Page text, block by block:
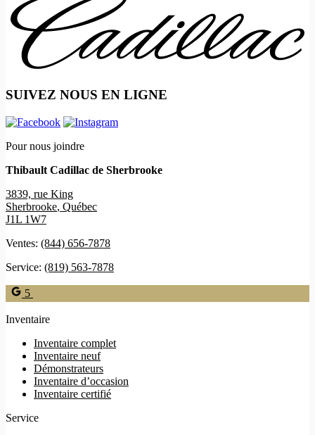
SUIVEZ NOUS EN LIGNE
Pour nous joindre
Thibault Cadillac de Sherbrooke
3839, rue King
Sherbrooke, Québec
J1L 1W7
Ventes: (844) 656-7878
Service: (819) 563-7878
5
Inventaire
Inventaire complet
Inventaire neuf
Démonstrateurs
Inventaire d’occasion
Inventaire certifié
Service